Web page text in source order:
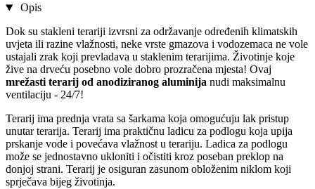
Opis
Dok su stakleni terariji izvrsni za održavanje određenih klimatskih
uvjeta ili razine vlažnosti, neke vrste gmazova i vodozemaca ne vole
ustajali zrak koji prevladava u staklenim terarijima. Životinje koje
žive na drveću posebno vole dobro prozračena mjesta! Ovaj
mrežasti terarij od anodiziranog aluminija nudi maksimalnu
ventilaciju - 24/7!
Terarij ima prednja vrata sa šarkama koja omogućuju lak pristup
unutar terarija. Terarij ima praktičnu ladicu za podlogu koja upija
prskanje vode i povećava vlažnost u terariju. Ladica za podlogu
može se jednostavno ukloniti i očistiti kroz poseban preklop na
donjoj strani. Terarij je osiguran zasunom obloženim niklom koji
sprječava bijeg životinja.